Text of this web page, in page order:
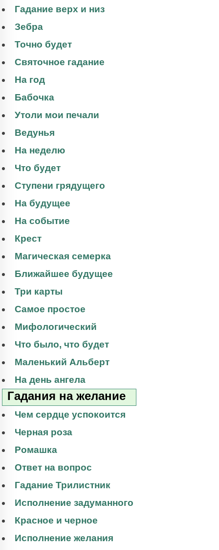
Гадание верх и низ
Зебра
Точно будет
Святочное гадание
На год
Бабочка
Утоли мои печали
Ведунья
На неделю
Что будет
Ступени грядущего
На будущее
На событие
Крест
Магическая семерка
Ближайшее будущее
Три карты
Самое простое
Мифологический
Что было, что будет
Маленький Альберт
На день ангела
Гадания на желание
Чем сердце успокоится
Черная роза
Ромашка
Ответ на вопрос
Гадание Трилистник
Исполнение задуманного
Красное и черное
Исполнение желания